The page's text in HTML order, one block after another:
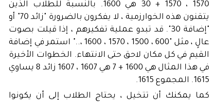
1570 ، 1570 + 30 هي 1600. بالنسبة للطلاب الذين
يتقنون هذه الخوارزمية ، لا يفكرون بالضرورة "زائد 70" أو
"إضافة 30". قد تبدو عملية تفكيرهم ، إذا قيلت بصوت
عالٍ ، مثل "600 ، 1500 ، 1570 ، 1600 ،.." استمر في إضافة
القيم في كل مكان لاحق حتى الانتهاء. الخطوات الأخيرة
في هذا المثال هي 1600 + 7 هي 1607 ، 1607 زائد 8 يساوي
1615. المجموع 1615.
كما يمكنك أن تتخيل ، يحتاج الطلاب إلى أن يكونوا